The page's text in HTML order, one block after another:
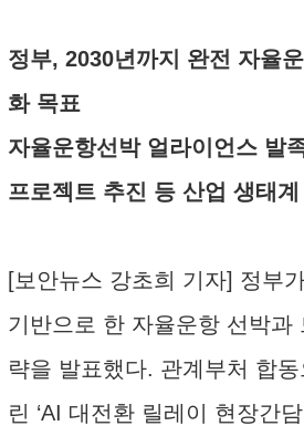
정부, 2030년까지 완전 자율
화 목표
자율운항선박 얼라이언스 발
프로젝트 추진 등 산업 생태
[보안뉴스 강초희 기자] 정부
기반으로 한 자율운항 선박과
략을 발표했다. 관계부처 합
린 ‘AI 대전환 릴레이 현장간담